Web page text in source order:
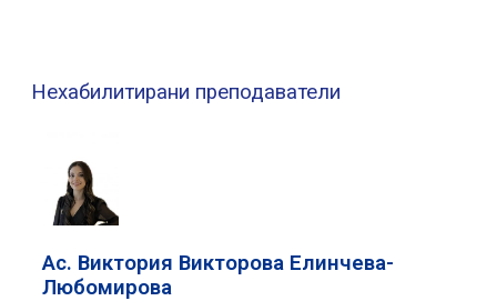
Нехабилитирани преподаватели
Ас. Виктория Викторова Елинчева-
Любомирова